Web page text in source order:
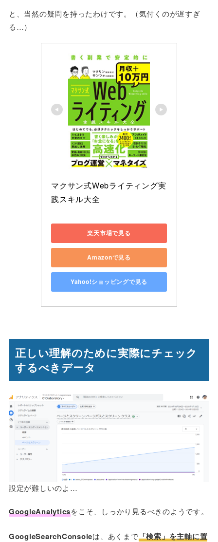
と、当然の疑問を持ったわけです。（気付くのが遅すぎ
る…）
マクサン式Webライティング実
践スキル大全
楽天市場で見る
Amazonで見る
Yahoo!ショッピングで見る
正しい理解のために実際にチェック
するべきデータ
設定が難しいのよ…
GoogleAnalyticsをこそ、しっかり見るべきのようです。
GoogleSearchConsoleは、あくまで「検索」を主軸に置